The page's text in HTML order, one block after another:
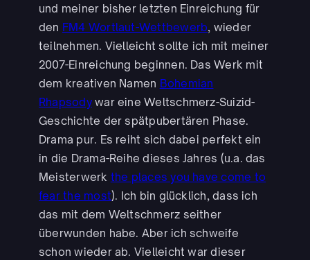
und meiner bisher letzten Einreichung für
den FM4 Wortlaut-Wettbewerb, wieder
teilnehmen. Vielleicht sollte ich mit meiner
2007-Einreichung beginnen. Das Werk mit
dem kreativen Namen Bohemian
Rhapsodywar eine Weltschmerz-Suizid-
Geschichte der spätpubertären Phase.
Drama pur. Es reiht sich dabei perfekt ein
in die Drama-Reihe dieses Jahres (u.a. das
Meisterwerk the places you have come to
fear the most). Ich bin glücklich, dass ich
das mit dem Weltschmerz seither
überwunden habe. Aber ich schweife
schon wieder ab. Vielleicht war dieser